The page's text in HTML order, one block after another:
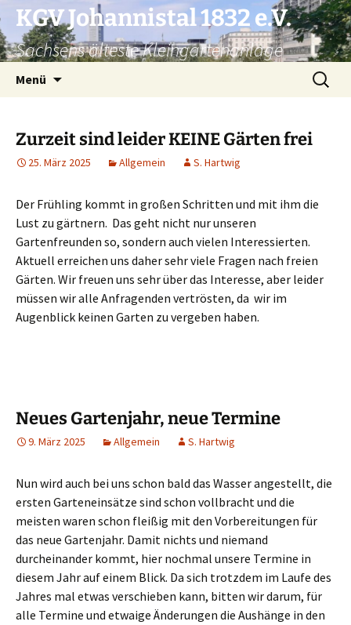
KGV Johannistal 1832 e.V.
Sachsens älteste Kleingartenanlage
Menü
Suchen
nach:
Zurzeit sind leider KEINE Gärten frei
25. März 2025 Allgemein S. Hartwig
Der Frühling kommt in großen Schritten und mit ihm die
Lust zu gärtnern. Das geht nicht nur unseren
Gartenfreunden so, sondern auch vielen Interessierten.
Aktuell erreichen uns daher sehr viele Fragen nach freien
Gärten. Wir freuen uns sehr über das Interesse, aber leider
müssen wir alle Anfragenden vertrösten, da wir im
Augenblick keinen Garten zu vergeben haben.
Neues Gartenjahr, neue Termine
9. März 2025 Allgemein S. Hartwig
Nun wird auch bei uns schon bald das Wasser angestellt, die
ersten Garteneinsätze sind schon vollbracht und die
meisten waren schon fleißig mit den Vorbereitungen für
das neue Gartenjahr. Damit nichts und niemand
durcheinander kommt, hier nochmal unsere Termine in
diesem Jahr auf einem Blick. Da sich trotzdem im Laufe des
Jahres mal etwas verschieben kann, bitten wir darum, für
alle Termine und etwaige Änderungen die Aushänge in den